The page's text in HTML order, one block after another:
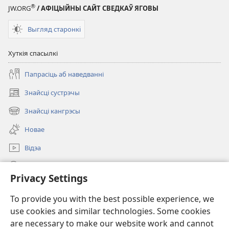
Privacy Settings
To provide you with the best possible experience, we
use cookies and similar technologies. Some cookies
are necessary to make our website work and cannot
JW.ORG® / АФІЦЫЙНЫ САЙТ СВЕДКАЎ ЯГОВЫ
Выгляд старонкi
Хуткія спасылкі
Папрасіць аб наведванні
Знайсці сустрэчы
(opens
new
window)
Знайсці кангрэсы
(opens
new
window)
Новае
Відэа
(opens
window)Watchtower ONLINE LIBRARY™
(opens